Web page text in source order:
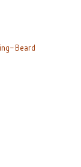
Beard